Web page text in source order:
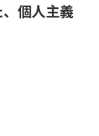
個人主義